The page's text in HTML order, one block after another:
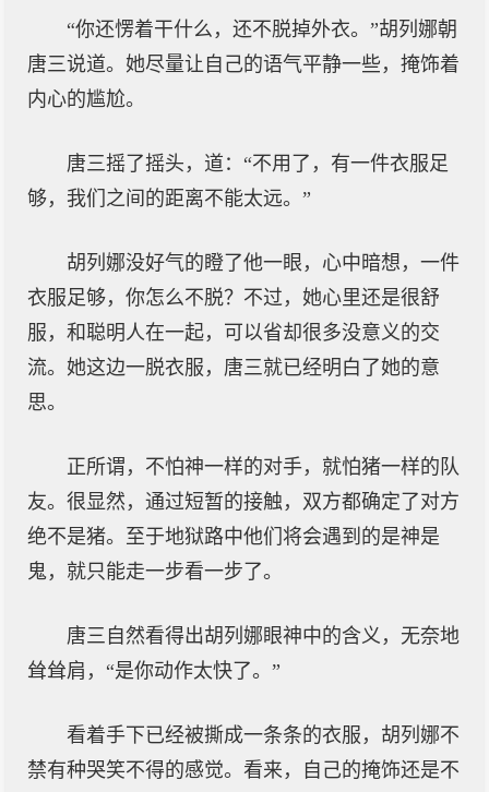
“你还愣着干什么，还不脱掉外衣。”胡列娜朝
唐三说道。她尽量让自己的语气平静一些，掩饰着
内心的尴尬。
唐三摇了摇头，道：“不用了，有一件衣服足
够，我们之间的距离不能太远。”
胡列娜没好气的瞪了他一眼，心中暗想，一件
衣服足够，你怎么不脱？不过，她心里还是很舒
服，和聪明人在一起，可以省却很多没意义的交
流。她这边一脱衣服，唐三就已经明白了她的意
思。
正所谓，不怕神一样的对手，就怕猪一样的队
友。很显然，通过短暂的接触，双方都确定了对方
绝不是猪。至于地狱路中他们将会遇到的是神是
鬼，就只能走一步看一步了。
唐三自然看得出胡列娜眼神中的含义，无奈地
耸耸肩，“是你动作太快了。”
看着手下已经被撕成一条条的衣服，胡列娜不
禁有种哭笑不得的感觉。看来，自己的掩饰还是不